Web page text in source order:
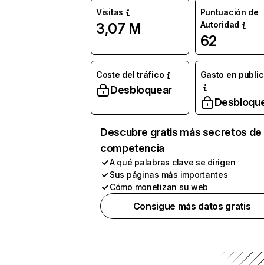
Visitas
3,07 M
Puntuación de
Autoridad
62
Coste del tráfico
Desbloquear
Gasto en
Descubre gratis más secretos de
competencia
A qué palabras clave se dirigen
Sus páginas más importantes
Cómo monetizan su web
Consigue más datos gratis